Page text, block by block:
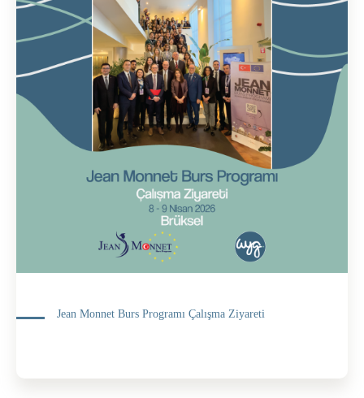
Jean Monnet Burs Programı Çalışma Ziyareti